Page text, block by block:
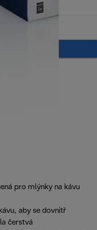
pro mlýnky na kávu
aby se dovnitř
čerstvá